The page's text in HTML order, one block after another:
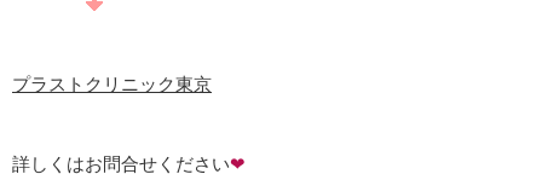
プラストクリニック東京
詳しくはお問合せください❤